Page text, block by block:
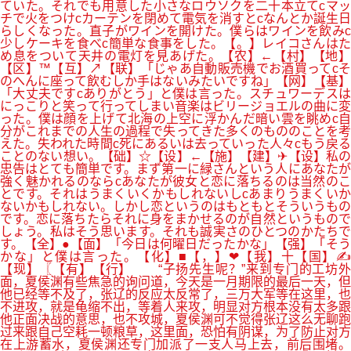
ていた。それでも用意した小さなロウソクを二十本立てcマッ
チで火をつけcカーテンを閉めて電気を消すとcなんとか誕生日
らしくなった。直子がワインを開けた。僕らはワインを飲みc
少しケーキを食べc簡単な食事をした。【。】レイコさんはた
め息をついて天井の電灯を見あげた。【农】←【村】【地】
【区】™【互】↗【联】「じゃあ自動販売機でお酒買ってcそ
のへんに座って飲むしか手はないみたいですね」【网】【基】
「大丈夫ですcありがとう」と僕は言った。スチュワーデスは
にっこりと笑って行ってしまい音楽はビリージョエルの曲に変
った。僕は顔を上げて北海の上空に浮かんだ暗い雲を眺めc自
分がこれまでの人生の過程で失ってきた多くのもののことを考
えた。失われた時間c死にあるいは去っていった人々cもう戻る
ことのない想い。【础】☆【设】←【施】【建】✈【设】私の
忠告はとても簡単です。まず第一に緑さんという人にあなたが
強く魅かれるのならcあなたが彼女と恋に落ちるのは当然のこ
とです。それはうまくいくかもしれないしcあまりうまくいか
ないかもしれない。しかし恋というのはもともとそういうもの
です。恋に落ちたらそれに身をまかせるのが自然というもので
しょう。私はそう思います。それも誠実さのひとつのかたちで
す。【全】●【面】「今日は何曜日だったかな」【强】「そう
かな」と僕は言った。【化】■【，】❤【我】十【国】✍
【现】〖【有】【行】 “子扬先生呢？”来到专门的工坊外
面，夏侯渊有些焦急的询问道，今天是一月期限的最后一天，但
他已经等不及了，张辽的反应太反常了，三万大军等在这里，也
不进攻，就是龟缩不出，等着人来攻，明显对方根本没有太多跟
他正面决战的意思，也不攻城，夏侯渊可不觉得张辽这么无聊跑
过来跟自己空耗一顿粮草，这里面，恐怕有阴谋，为了防止对方
在上游蓄水，夏侯渊还专门加派了一支人马上去，前后围堵。